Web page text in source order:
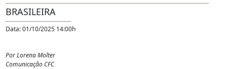
BRASILEIRA
Data: 01/10/2025 14:00h
Por Lorena Molter
Comunicação CFC